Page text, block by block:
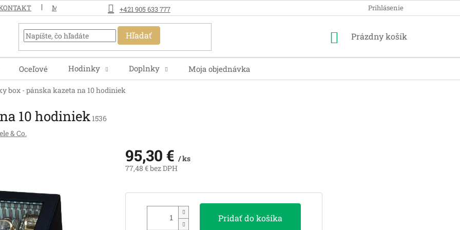
+421 905 633 777
MOJA OBJEDNÁVKA Prihlásenie
Hľadať
Nákupný
Prázdny košík
Oceľové Hodinky Doplnky Moja objednávka
box - pánska kazeta na 10 hodiniek
10 hodiniek 1536
& Co.
95,30 € / ks
77,48 € bez DPH
cena:
Pridať do košíka